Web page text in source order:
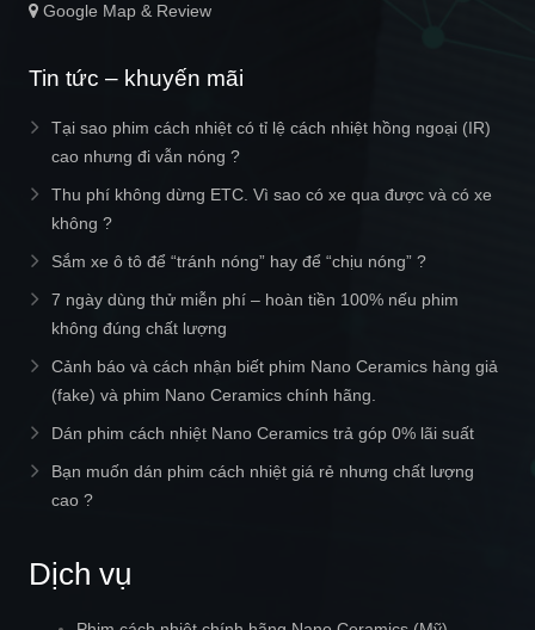
Google Map & Review
Tin tức – khuyến mãi
Tại sao phim cách nhiệt có tỉ lệ cách nhiệt hồng ngoại (IR)
cao nhưng đi vẫn nóng ?
Thu phí không dừng ETC. Vì sao có xe qua được và có xe
không ?
Sắm xe ô tô để “tránh nóng” hay để “chịu nóng” ?
7 ngày dùng thử miễn phí – hoàn tiền 100% nếu phim
không đúng chất lượng
Cảnh báo và cách nhận biết phim Nano Ceramics hàng giả
(fake) và phim Nano Ceramics chính hãng.
Dán phim cách nhiệt Nano Ceramics trả góp 0% lãi suất
Bạn muốn dán phim cách nhiệt giá rẻ nhưng chất lượng
cao ?
Dịch vụ